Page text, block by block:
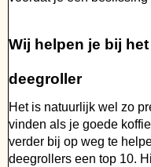
Wij helpen je bij
deegroller
Het is natuurlijk wel zo
vinden als je goede
verder bij op weg te
deegrollers een top 10.